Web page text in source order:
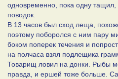
одновременно, пока одну тащил,
поводок.
В 13 часов был сход леща,
поэтому поборолся с ним пару
боком поперек течения и
на полчаса взял подлещика
Товарищ ловил на донки. Рыбы
правда, и ершей тоже больше.